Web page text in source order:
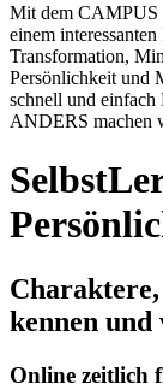
Mit dem CAMPUS
einem
Transformation,
Persönlichkeit und
schnell und
ANDERS machen
kennen und
Online zeitlich